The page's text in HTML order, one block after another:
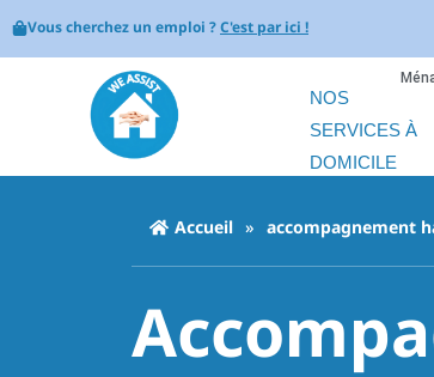
Vous cherchez un emploi ?C'est par ici !
NOS
SERVICES À
DOMICILE
Accueil » accompagnement